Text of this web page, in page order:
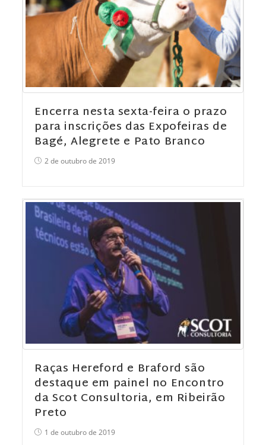
Encerra nesta sexta-feira o prazo
para inscrições das Expofeiras de
Bagé, Alegrete e Pato Branco
2 de outubro de 2019
Raças Hereford e Braford são
destaque em painel no Encontro
da Scot Consultoria, em Ribeirão
Preto
1 de outubro de 2019